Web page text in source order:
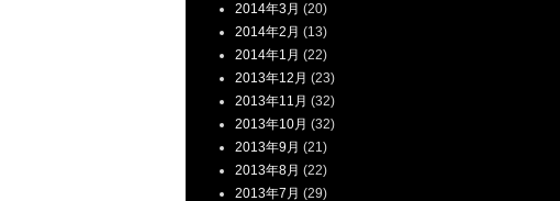
2014年3月 (20)
2014年2月 (13)
2014年1月 (22)
2013年12月 (23)
2013年11月 (32)
2013年10月 (32)
2013年9月 (21)
2013年8月 (22)
2013年7月 (29)